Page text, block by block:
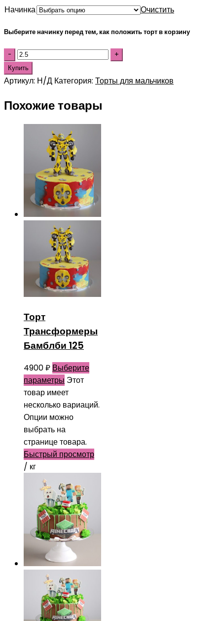
Начинка
Очистить
Выберите начинку перед тем, как положить торт в корзину
Купить
Артикул: Н/Д Категория: Торты для мальчиков
Похожие товары
Торт
Трансформеры
Бамблби 125
4900₽ Выберите
параметры Этот
товар имеет
несколько вариаций.
Опции можно
выбрать на
странице товара.
Быстрый просмотр
/ кг